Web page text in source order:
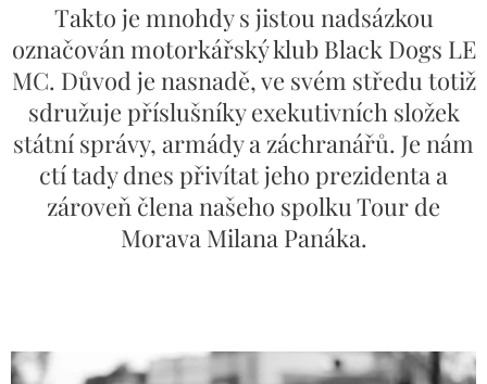
Takto je mnohdy s jistou nadsázkou
označován motorkářský klub Black Dogs LE
MC. Důvod je nasnadě, ve svém středu totiž
sdružuje příslušníky exekutivních složek
státní správy, armády a záchranářů. Je nám
ctí tady dnes přivítat jeho prezidenta a
zároveň člena našeho spolku Tour de
Morava Milana Panáka.